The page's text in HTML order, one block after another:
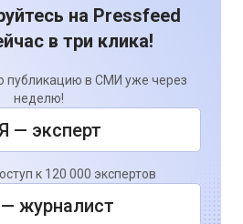
на Pressfeed
в три клика!
публикацию в СМИ уже через
неделю!
Я — эксперт
к 120 000 экспертов
журналист